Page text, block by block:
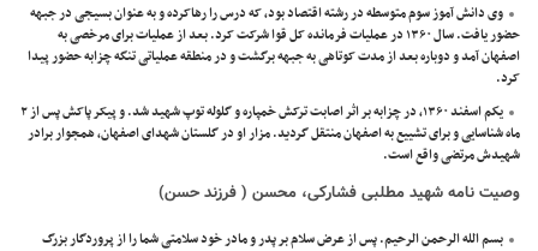
وی دانش آموز سوم متوسطه در رشته اقتصاد بود، که درس را رهاکرده و به عنوان بسیجی در جبهه
حضور يافت. سال ۱۳۶۰ در عملیات فرمانده کل قوا شرکت کرد. بعد از عملیات برای مرخصی به
اصفهان آمد و دوباره بعد از مدت کوتاهی به جبهه برگشت و در منطقه عملیاتی تنگه چزابه حضور پیدا
کرد.
يكم اسفند ۱۳۶۰، در چزابه بر اثر اصابت ترکش خمپاره و گلوله توپ شهيد شد. و پیکر پاکش پس از ۲
ماه شناسایی و برای تشییع به اصفهان منتقل گردید. مزار او در گلستان شهدای اصفهان، همجوار برادر
شهیدش مرتضی واقع است.
وصیت نامهشهید مطلبی فشارکی، محسن ( فرزند حسن)
بسم الله الرحمن الرحیم. پس از عرض سلام بر پدر و مادر خود سلامتی شما را از پروردگار بزرگ